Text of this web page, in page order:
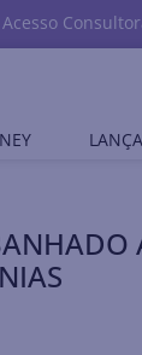
Acesso